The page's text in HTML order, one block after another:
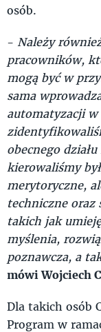
osób.
- Należy
pracowników,
mogą być w
sama
automatyzacji w
obecnego
kierowaliśmy
merytoryczne,
techniczne oraz
takich jak
myślenia,
poznawcza, a
mówi Wojciech
Dla takich osób
Program w